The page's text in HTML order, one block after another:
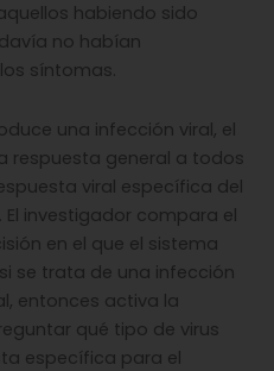
habiendo sido
no habían
síntomas.
una infección viral, el
respuesta general a todos
viral específica del
El investigador compara el
en el que el sistema
se trata de una infección
entonces activa la
qué tipo de virus
específica para el